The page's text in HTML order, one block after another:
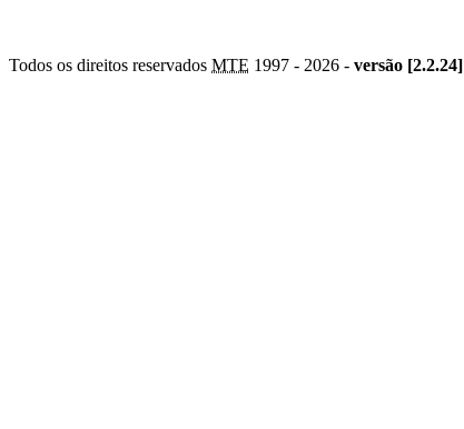
Todos os direitos reservados MTE 1997 - 2026 - versão [2.2.24]